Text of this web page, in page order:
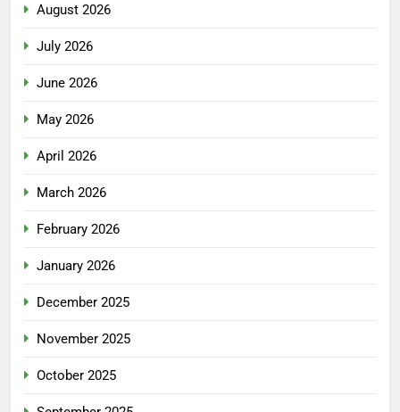
August 2026
July 2026
June 2026
May 2026
April 2026
March 2026
February 2026
January 2026
December 2025
November 2025
October 2025